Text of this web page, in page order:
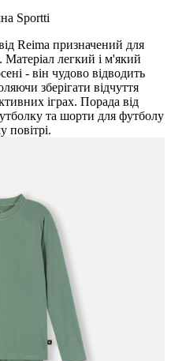
Sportti
Reima призначений для
Матеріал легкий і м'який
- він чудово відводить
зберігати відчуття
іграх. Порада від
та шорти для футболу
повітрі.